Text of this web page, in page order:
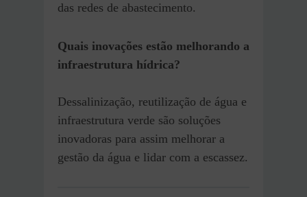
das redes de abastecimento.
Quais inovações estão melhorando a
infraestrutura hídrica?
Dessalinização, reutilização de água e
infraestrutura verde são soluções
inovadoras para assim melhorar a
gestão da água e lidar com a escassez.